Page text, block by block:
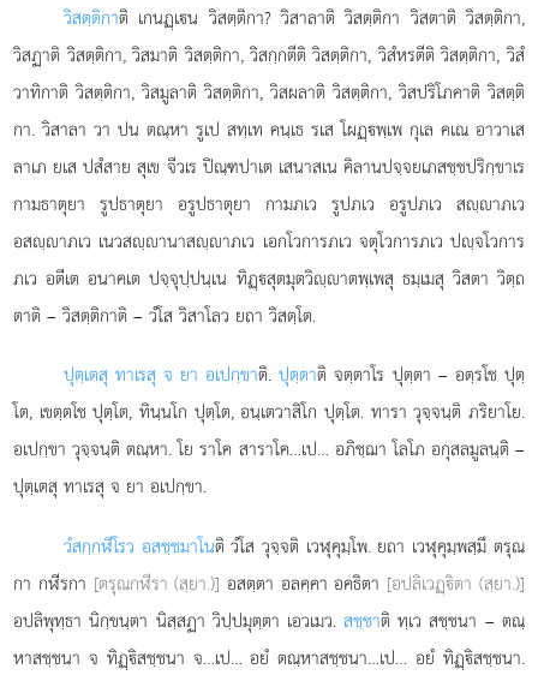
วิสตฺติกาติ เกนฏฺเน วิสตฺติกา? วิสาลาติ วิสตฺติกา วิสตาติ วิสตฺติกา,
วิสฏาติ วิสตฺติกา, วิสมาติ วิสตฺติกา, วิสกฺกตีติ วิสตฺติกา, วิสํหรตีติ วิสตฺติกา, วิสํ
วาทิกาติ วิสตฺติกา, วิสมูลาติ วิสตฺติกา, วิสผลาติ วิสตฺติกา, วิสปริโภคาติ วิสตฺติ
กา. วิสาลา วา ปน ตณฺหา รูเป สทฺเท คนฺเธ รเส โผฏฺพฺเพ กุเล คเณ อาวาเส
ลาเภ ยเส ปสํสาย สุเข จีวเร ปิณฺฑปาเต เสนาสเน คิลานปจฺจยเภสชฺชปริกฺขาเร
กามธาตุยา รูปธาตุยา อรูปธาตุยา กามภเว รูปภเว อรูปภเว สฺาภเว
อสฺาภเว เนวสฺานาสฺาภเว เอกโวการภเว จตุโวการภเว ปฺจโวการ
ภเว อตีเต อนาคเต ปจฺจุปฺปนฺเน ทิฏฺสุตมุตวิฺาตพฺเพสุ ธมฺเมสุ วิสตา วิตฺถ
ตาติ – วิสตฺติกาติ – วํโส วิสาโลว ยถา วิสตฺโต.
ปุตฺเตสุ ทาเรสุ จ ยา อเปกฺขาติ.ปุตฺตาติ จตฺตาโร ปุตฺตา – อตฺรโช ปุตฺ
โต, เขตฺตโช ปุตฺโต, ทินฺนโก ปุตฺโต, อนฺเตวาสิโก ปุตฺโต. ทารา วุจฺจนฺติ ภริยาโย.
อเปกฺขา วุจฺจนฺติ ตณฺหา. โย ราโค สาราโค…เป… อภิชฺฌา โลโภ อกุสลมูลนฺติ –
ปุตฺเตสุ ทาเรสุ จ ยา อเปกฺขา.
วํสกฺกฬีโรว อสชฺชมาโนติ วํโส วุจฺจติ เวฬุคุมฺโพ. ยถา เวฬุคุมฺพสฺมึ ตรุณ
กา กฬีรกา [ตรุณกฬีรา (สฺยา.)] อสตฺตา อลคฺคา อคธิตา [อปลิเวฏฺิตา (สฺยา.)]
อปลิพุทฺธา นิกฺขนฺตา นิสฺสฏา วิปฺปมุตฺตา เอวเมว.สชฺชาติ ทฺเว สชฺชนา – ตณฺ
หาสชฺชนา จ ทิฏฺิสชฺชนา จ…เป… อยํ ตณฺหาสชฺชนา…เป… อยํ ทิฏฺิสชฺชนา.